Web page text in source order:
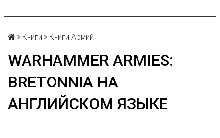
Книги Книги Армий
WARHAMMER ARMIES:
BRETONNIA НА
АНГЛИЙСКОМ ЯЗЫКЕ